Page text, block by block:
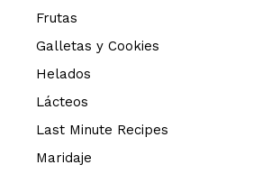
Frutas
Galletas y Cookies
Helados
Lácteos
Last Minute Recipes
Maridaje